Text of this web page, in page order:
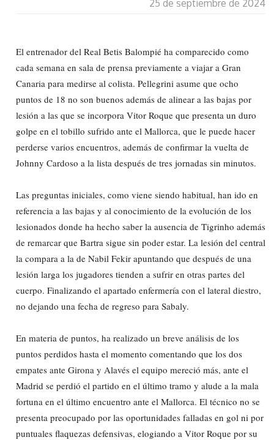
25 de septiembre de 2024
El entrenador del Real Betis Balompié ha comparecido como
cada semana en sala de prensa previamente a viajar a Gran
Canaria para medirse al colista. Pellegrini asume que ocho
puntos de 18 no son buenos además de alinear a las bajas por
lesión a las que se incorpora Vitor Roque que presenta un duro
golpe en el tobillo sufrido ante el Mallorca, que le puede hacer
perderse varios encuentros, además de confirmar la vuelta de
Johnny Cardoso a la lista después de tres jornadas sin minutos.
Las preguntas iniciales, como viene siendo habitual, han ido en
referencia a las bajas y al conocimiento de la evolución de los
lesionados donde ha hecho saber la ausencia de Tigrinho además
de remarcar que Bartra sigue sin poder estar. La lesión del central
la compara a la de Nabil Fekir apuntando que después de una
lesión larga los jugadores tienden a sufrir en otras partes del
cuerpo. Finalizando el apartado enfermería con el lateral diestro,
no dejando una fecha de regreso para Sabaly.
En materia de puntos, ha realizado un breve análisis de los
puntos perdidos hasta el momento comentando que los dos
empates ante Girona y Alavés el equipo mereció más, ante el
Madrid se perdió el partido en el último tramo y alude a la mala
fortuna en el último encuentro ante el Mallorca. El técnico no se
presenta preocupado por las oportunidades falladas en gol ni por
puntuales flaquezas defensivas, elogiando a Vitor Roque por su